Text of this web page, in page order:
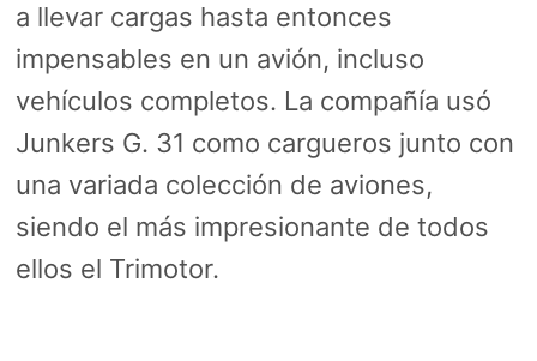
a llevar cargas hasta entonces
impensables en un avión, incluso
vehículos completos. La compañía usó
Junkers G. 31 como cargueros junto con
una variada colección de aviones,
siendo el más impresionante de todos
ellos el Trimotor.